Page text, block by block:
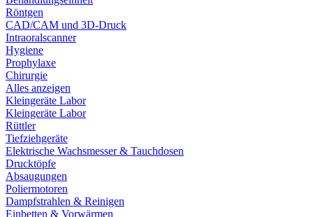
Röntgen
CAD/CAM und 3D-Druck
Intraoralscanner
Hygiene
Prophylaxe
Chirurgie
Alles anzeigen
Kleingeräte Labor
Kleingeräte Labor
Rüttler
Tiefziehgeräte
Elektrische Wachsmesser & Tauchdosen
Drucktöpfe
Absaugungen
Poliermotoren
Dampfstrahlen & Reinigen
Einbetten & Vorwärmen